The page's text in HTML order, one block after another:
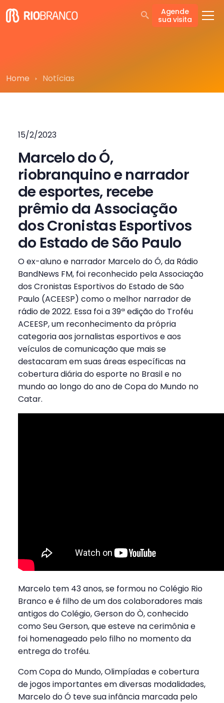
Agende
sua visita
Home Notícias
15/2/2023
Marcelo do Ó,
riobranquino e narrador
de esportes, recebe
prêmio da Associação
dos Cronistas Esportivos
do Estado de São Paulo
O ex-aluno e narrador Marcelo do Ó, da Rádio
BandNews FM, foi reconhecido pela Associação
dos Cronistas Esportivos do Estado de São
Paulo (ACEESP) como o melhor narrador de
rádio de 2022. Essa foi a 39ª edição do Troféu
ACEESP, um reconhecimento da própria
categoria aos jornalistas esportivos e aos
veículos de comunicação que mais se
destacaram em suas áreas específicas na
cobertura diária do esporte no Brasil e no
mundo ao longo do ano de Copa do Mundo no
Catar.
Marcelo tem 43 anos, se formou no Colégio Rio
Branco e é filho de um dos colaboradores mais
antigos do Colégio, Gerson do Ò, conhecido
como Seu Gerson, que esteve na cerimônia e
foi homenageado pelo filho no momento da
entrega do troféu.
Com Copa do Mundo, Olimpíadas e cobertura
de jogos importantes em diversas modalidades,
Marcelo do Ó teve sua infância marcada pelo